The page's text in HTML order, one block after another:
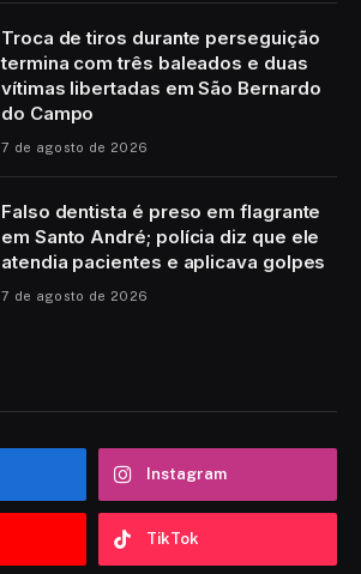
Troca de tiros durante perseguição
termina com três baleados e duas
vítimas libertadas em São Bernardo
do Campo
7 de agosto de 2026
Falso dentista é preso em flagrante
em Santo André; polícia diz que ele
atendia pacientes e aplicava golpes
7 de agosto de 2026
Instagram
TikTok